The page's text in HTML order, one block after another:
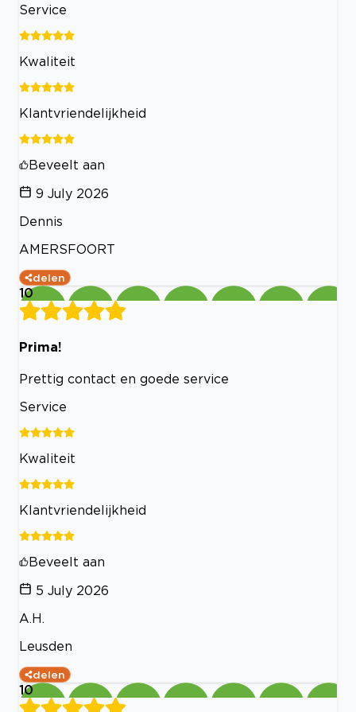
Service
Kwaliteit
Klantvriendelijkheid
Beveelt aan
9 July 2026
Dennis
AMERSFOORT
delen
10
Prima!
Prettig contact en goede service
Service
Kwaliteit
Klantvriendelijkheid
Beveelt aan
5 July 2026
A.H.
Leusden
delen
10